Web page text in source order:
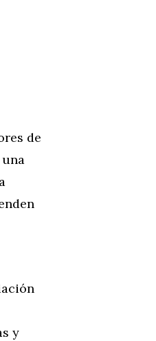
de
y